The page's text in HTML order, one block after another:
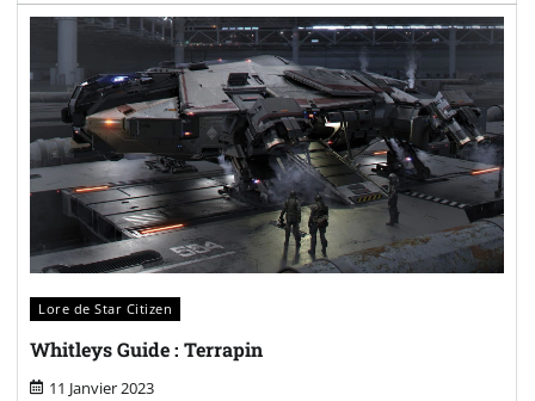
Lore de Star Citizen
Whitleys Guide : Terrapin
11 Janvier 2023